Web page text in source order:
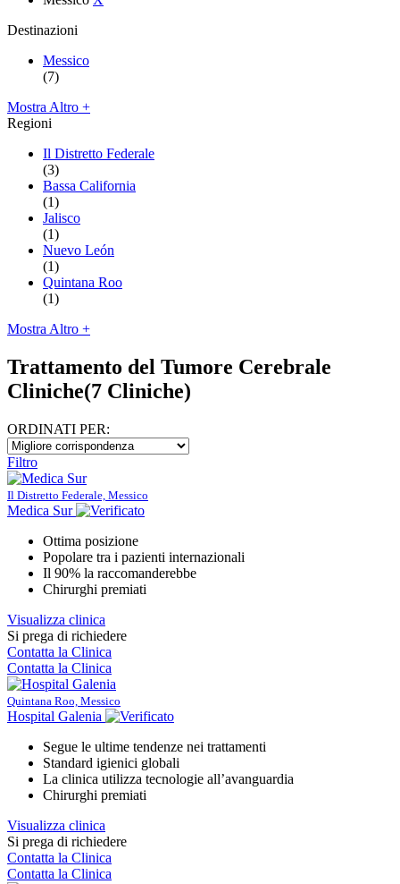
Destinazioni
Messico
(7)
Mostra Altro +
Regioni
Il Distretto Federale
(3)
Bassa California
(1)
Jalisco
(1)
Nuevo León
(1)
Quintana Roo
(1)
Mostra Altro +
Trattamento del Tumore Cerebrale
Cliniche(7 Cliniche)
ORDINATI PER:
Filtro
Il Distretto Federale, Messico
Medica Sur
Ottima posizione
Popolare tra i pazienti internazionali
Il 90% la raccomanderebbe
Chirurghi premiati
Visualizza clinica
Si prega di richiedere
Contatta la Clinica
Contatta la Clinica
Quintana Roo, Messico
Hospital Galenia
Segue le ultime tendenze nei trattamenti
Standard igienici globali
La clinica utilizza tecnologie all’avanguardia
Chirurghi premiati
Visualizza clinica
Si prega di richiedere
Contatta la Clinica
Contatta la Clinica